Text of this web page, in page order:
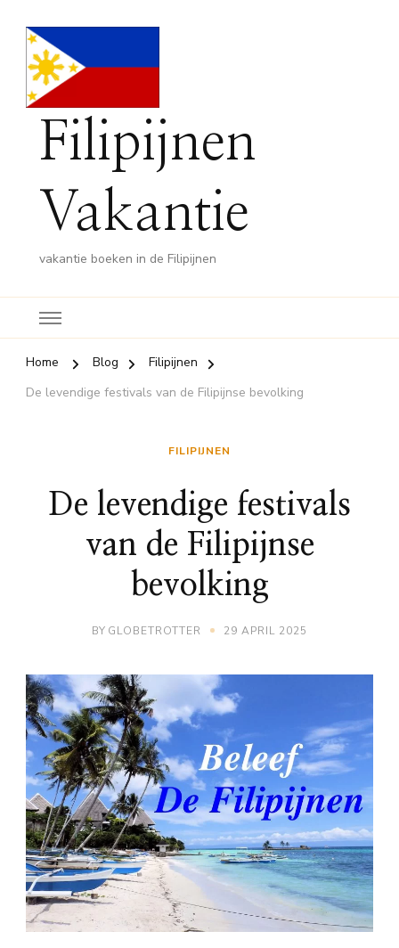
Filipijnen
Vakantie
vakantie boeken in de Filipijnen
Home Blog
Filipijnen
De levendige festivals van de Filipijnse bevolking
FILIPIJNEN
De levendige festivals
van de Filipijnse
bevolking
BY GLOBETROTTER 29 APRIL 2025